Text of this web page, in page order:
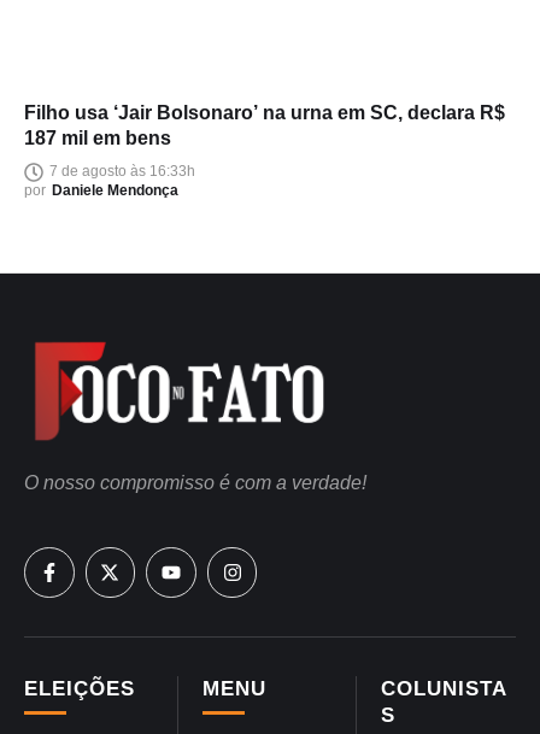
Filho usa ‘Jair Bolsonaro’ na urna em SC, declara R$
187 mil em bens
7 de agosto às 16:33h
por Daniele Mendonça
COLUNISTA
S
MENU
ELEIÇÕES
O nosso compromisso é com a verdade!